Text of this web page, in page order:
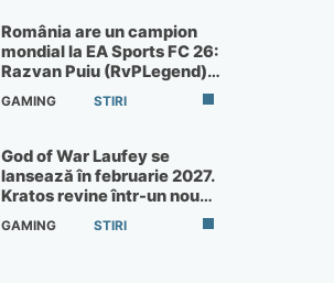
România are un campion
mondial la EA Sports FC 26:
Razvan Puiu (RvPLegend)
câștigă turneul de la Paris
GAMING STIRI
God of War Laufey se
lansează în februarie 2027.
Kratos revine într-un nou
God of War
GAMING STIRI